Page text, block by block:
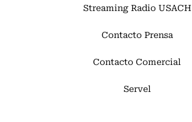
Streaming Radio USACH
Contacto Prensa
Contacto Comercial
Servel